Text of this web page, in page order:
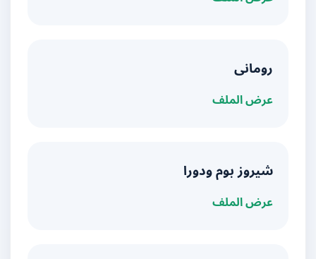
رومانى
عرض الملف
شيروز بوم ودورا
عرض الملف